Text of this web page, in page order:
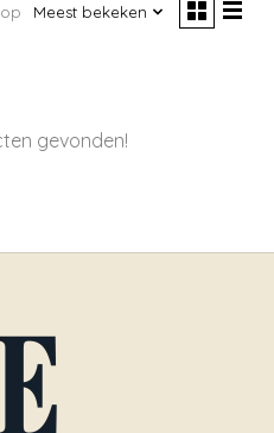
Meest bekeken
gevonden!